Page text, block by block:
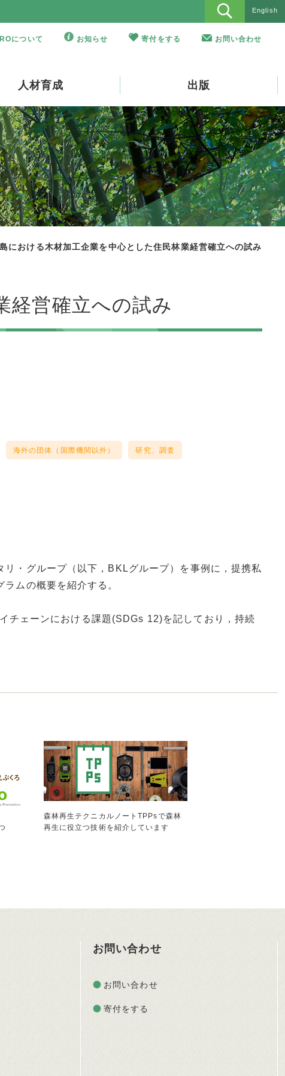
English
について お知らせ 寄付をする お問い合わせ
人材育成 出版
における木材加工企業を中心とした住民林業経営確立への試み
経営確立への試み
海外の団体（国際機関以外） 研究、調査
・グループ（以下，BKLグループ）を事例に，提携私
ムの概要を紹介する。
チェーンにおける課題(SDGs 12)を記しており，持続
森林再生テクニカルノートTPPsで森林
再生に役立つ技術を紹介しています
お問い合わせ
お問い合わせ
寄付をする